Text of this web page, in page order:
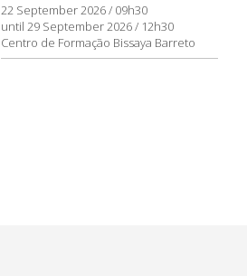
22 September 2026 / 09h30
until 29 September 2026 / 12h30
Centro de Formação Bissaya Barreto